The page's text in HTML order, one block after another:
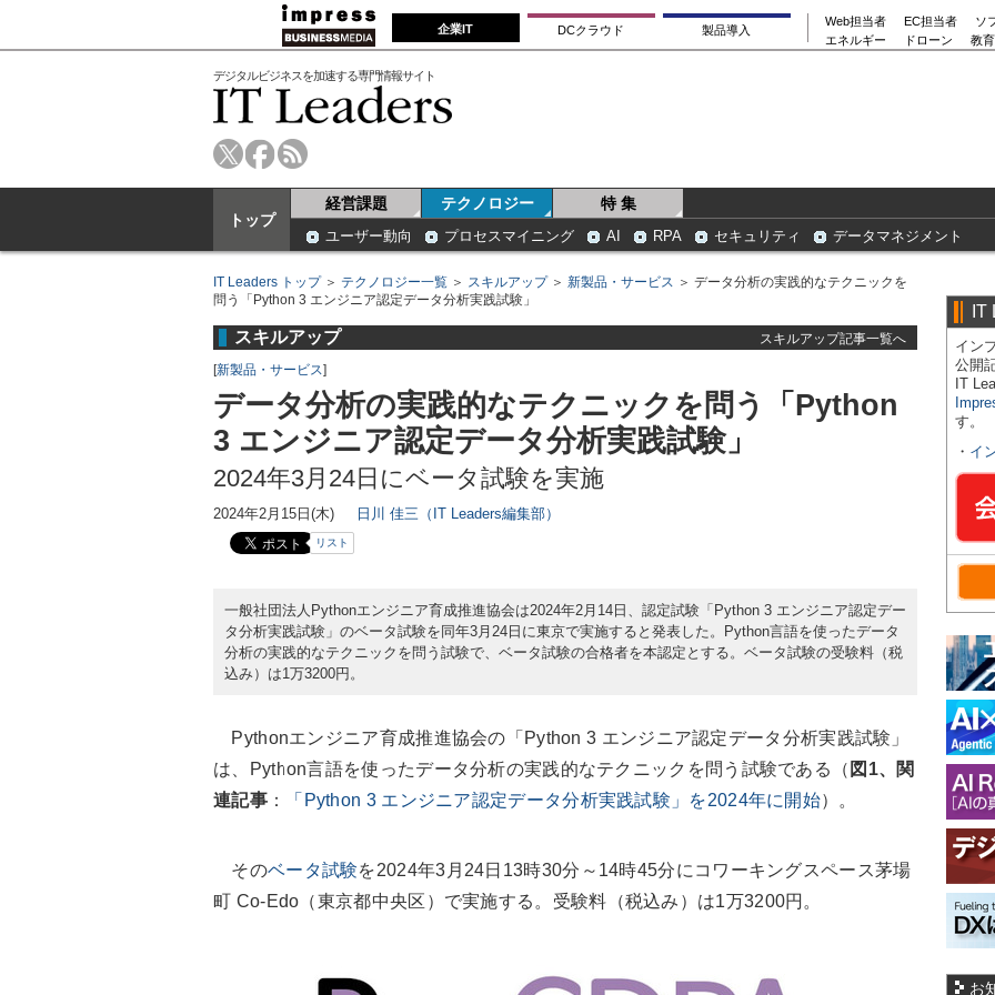
企業IT DCクラウド 製品導入
Web担当者 EC担当者
ソ
エネルギー
ドローン 教
デジタルビジネスを加速する専門情報サイト
トップ
経営課題 テクノロジー 特 集
ユーザー動向 プロセスマイニング AI RPA セキュリティ データマネジメント
IT Leaders トップ＞ テクノロジー一覧 ＞ スキルアップ＞ 新製品・サービス ＞ データ分析の実践的なテクニックを
問う「Python 3 エンジニア認定データ分析実践試験」
スキルアップ
スキルアップ記事一覧へ
[新製品・サービス]
データ分析の実践的なテクニックを問う「Python
3 エンジニア認定データ分析実践試験」
2024年3月24日にベータ試験を実施
2024年2月15日(木) 日川 佳三（IT Leaders編集部）
リスト
一般社団法人Pythonエンジニア育成推進協会は2024年2月14日、認定試験「Python 3 エンジニア認定デー
タ分析実践試験」のベータ試験を同年3月24日に東京で実施すると発表した。Python言語を使ったデータ
分析の実践的なテクニックを問う試験で、ベータ試験の合格者を本認定とする。ベータ試験の受験料（税
込み）は1万3200円。
Pythonエンジニア育成推進協会の「Python 3 エンジニア認定データ分析実践試験」
は、Python言語を使ったデータ分析の実践的なテクニックを問う試験である（ 図1、関
連記事： 「Python 3 エンジニア認定データ分析実践試験」を2024年に開始）。
そのベータ試験を2024年3月24日13時30分～14時45分にコワーキングスペース茅場
町 Co-Edo（東京都中央区 ）で実施する。受験料（税込み）は1万3200円。
IT
イン
公開
IT
す。
・ イ
お